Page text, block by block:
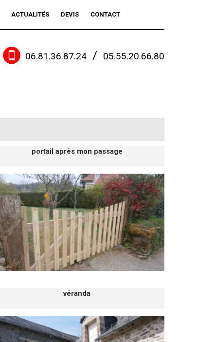
ACTUALITÉS DEVIS CONTACT
06.81.36.87.24 / 05.55.20.66.80
portail après mon passage
véranda